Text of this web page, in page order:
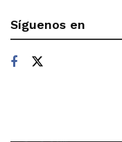
Síguenos en